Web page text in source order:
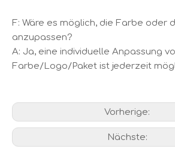
F: Wäre es möglich, die Farbe oder
anzupassen?
A: Ja, eine individuelle Anpassung
Farbe/Logo/Paket ist jederzeit
Vorherige:
Nächste: